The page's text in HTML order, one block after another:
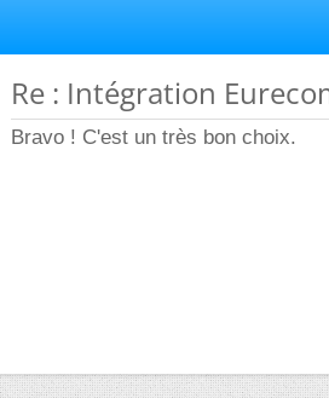
Re : Intégration
Bravo ! C'est un très bon choix.